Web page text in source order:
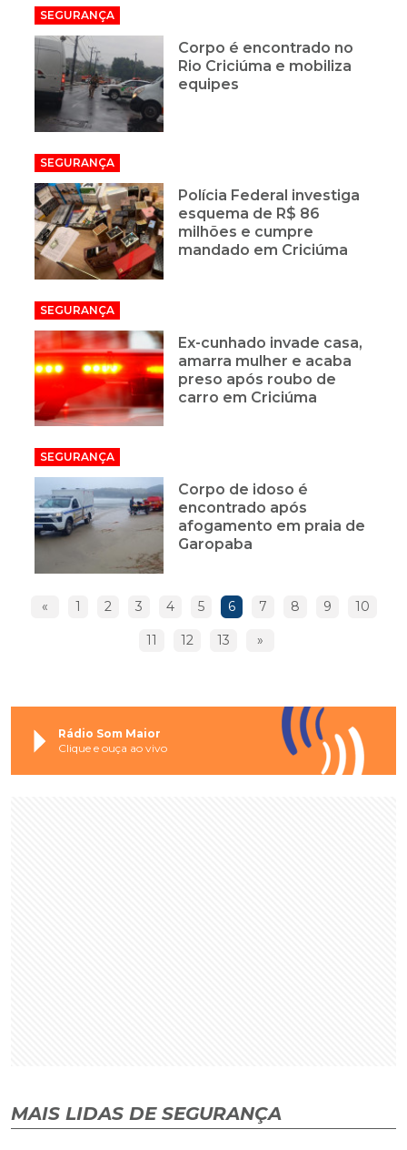
SEGURANÇA
Corpo é encontrado no
Rio Criciúma e mobiliza
equipes
SEGURANÇA
Polícia Federal investiga
esquema de R$ 86
milhões e cumpre
mandado em Criciúma
SEGURANÇA
Ex-cunhado invade casa,
amarra mulher e acaba
preso após roubo de
carro em Criciúma
SEGURANÇA
Corpo de idoso é
encontrado após
afogamento em praia de
Garopaba
« 1 2 3 4 5 6 7 8 9 10
11 12 13 »
Rádio Som Maior
Clique e ouça ao vivo
MAIS LIDAS DE SEGURANÇA